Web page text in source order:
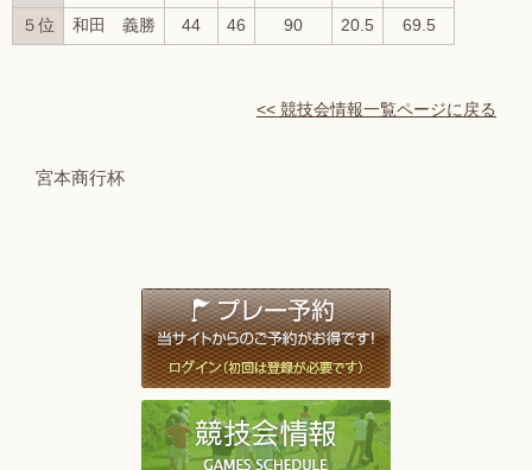
５位 和田 義勝 44 46 90 20.5 69.5
<< 競技会情報一覧ページに戻る
宮本商行杯